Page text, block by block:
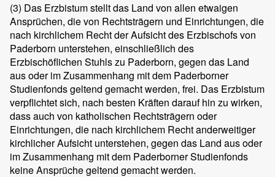
(3) Das Erzbistum stellt das Land von allen etwaigen
Ansprüchen, die von Rechtsträgern und Einrichtungen, die
nach kirchlichem Recht der Aufsicht des Erzbischofs von
Paderborn unterstehen, einschließlich des
Erzbischöflichen Stuhls zu Paderborn, gegen das Land
aus oder im Zusammenhang mit dem Paderborner
Studienfonds geltend gemacht werden, frei. Das Erzbistum
verpflichtet sich, nach besten Kräften darauf hin zu wirken,
dass auch von katholischen Rechtsträgern oder
Einrichtungen, die nach kirchlichem Recht anderweitiger
kirchlicher Aufsicht unterstehen, gegen das Land aus oder
im Zusammenhang mit dem Paderborner Studienfonds
keine Ansprüche geltend gemacht werden.